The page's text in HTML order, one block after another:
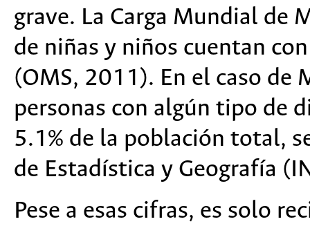
grave. La Carga Mundial
de niñas y niños cuentan
(OMS, 2011). En el caso
personas con algún tipo de
5.1% de la población total,
de Estadística y Geografía
Pese a esas cifras, es solo